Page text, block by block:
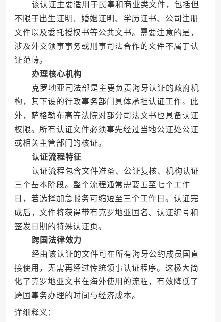
该认证主要适用于民事和商业类文件，包括但
不限于出生证明、婚姻证明、学历证书、公司注册
文件以及委托授权书等公共文书。需要注意的是，
涉及外交领事事务或刑事司法合作的文件不属于认
证范畴。
办理核心机构
克罗地亚司法部是主要负责海牙认证的政府机
构，其下设的行政事务部门具体承担认证工作。此
外，萨格勒布高等法院对部分司法文书也具备认证
权限。所有认证文件必须事先经过当地公证处公证
或相关主管部门的核证。
认证流程特征
认证流程包含文件准备、公证复核、机构认证
三个基本阶段。整个流程通常需要五至七个工作
日，若选择加急服务可缩短至三个工作日。认证完
成后，文件将获得带有克罗地亚国名、认证编号和
签发日期的特殊认证页。
跨国法律效力
经由该认证的文件可在所有海牙公约成员国直
接使用，无需再经过传统领事认证程序。这极大简
化了克罗地亚文书在海外使用的流程，有效降低了
跨国事务办理的时间与经济成本。
详细释义：